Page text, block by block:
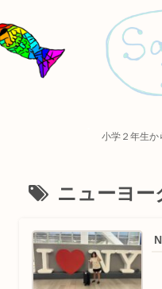
小学２年生か
ニューヨー